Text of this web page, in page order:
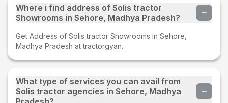
Where i find address of Solis tractor
Showrooms in Sehore, Madhya Pradesh?
Get Address of Solis tractor Showrooms in Sehore,
Madhya Pradesh at tractorgyan.
What type of services you can avail from
Solis tractor agencies in Sehore, Madhya